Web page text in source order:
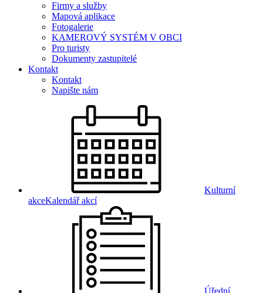
Firmy a služby
Mapová aplikace
Fotogalerie
KAMEROVÝ SYSTÉM V OBCI
Pro turisty
Dokumenty zastupitelé
Kontakt
Kontakt
Napište nám
Kulturní
akceKalendář akcí
Úřední